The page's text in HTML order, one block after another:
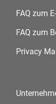
FAQ zum
FAQ zum
Privacy